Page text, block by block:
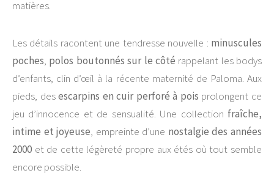
matières.
Les détails racontent une tendresse nouvelle : minuscules
poches, polos boutonnés sur le côté rappelant les bodys
d’enfants, clin d’œil à la récente maternité de Paloma. Aux
pieds, desescarpins en cuir perforé à pois prolongent ce
jeu d’innocence et de sensualité. Une collection fraîche,
intime et joyeuse, empreinte d’une nostalgie des années
2000 et de cette légèreté propre aux étés où tout semble
encore possible.